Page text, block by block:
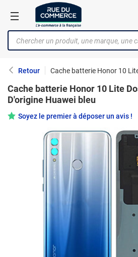
Retour
Cache batterie Honor 10 Lite
D'origine Huawei bleu
Soyez le premier à déposer un avis !